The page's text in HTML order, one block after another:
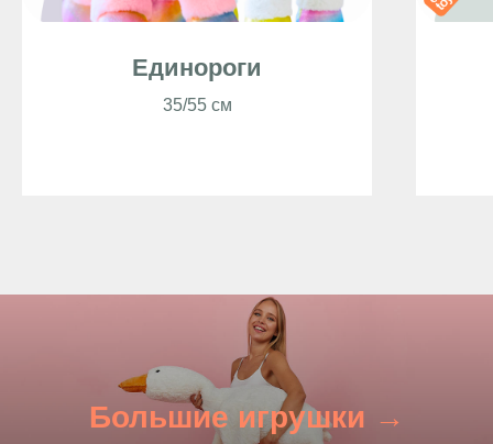
Единороги
35/55 см
Большие игрушки →